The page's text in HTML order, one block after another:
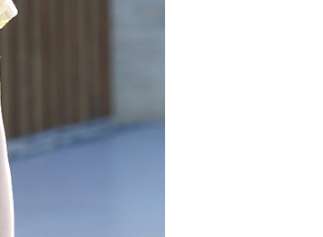
時，將依據個別帳號之用戶狀況，依本公司
若仍有額度不足之情形，本公司將視審查
用他人資訊註冊。若發現惡意使用之情
權停止該用戶之使用額度並採取法律行
含以上)免運費